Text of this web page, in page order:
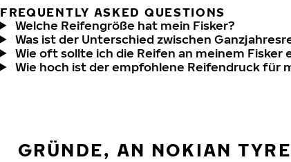
FREQUENTLY ASKED QUESTIONS
Welche Reifengröße hat mein Fisker?
Was ist der Unterschied zwischen
Wie oft sollte ich die Reifen an meinem Fisker
Wie hoch ist der empfohlene Reifendruck für
GRÜNDE, AN NOKIAN